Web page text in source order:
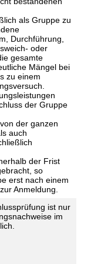
als Gruppe zu
Durchführung,
oder
gesamte
Mängel bei
zu einem
der Gruppe
der ganzen
auch
der Frist
so
erst nach einem
Anmeldung.
ist nur
im